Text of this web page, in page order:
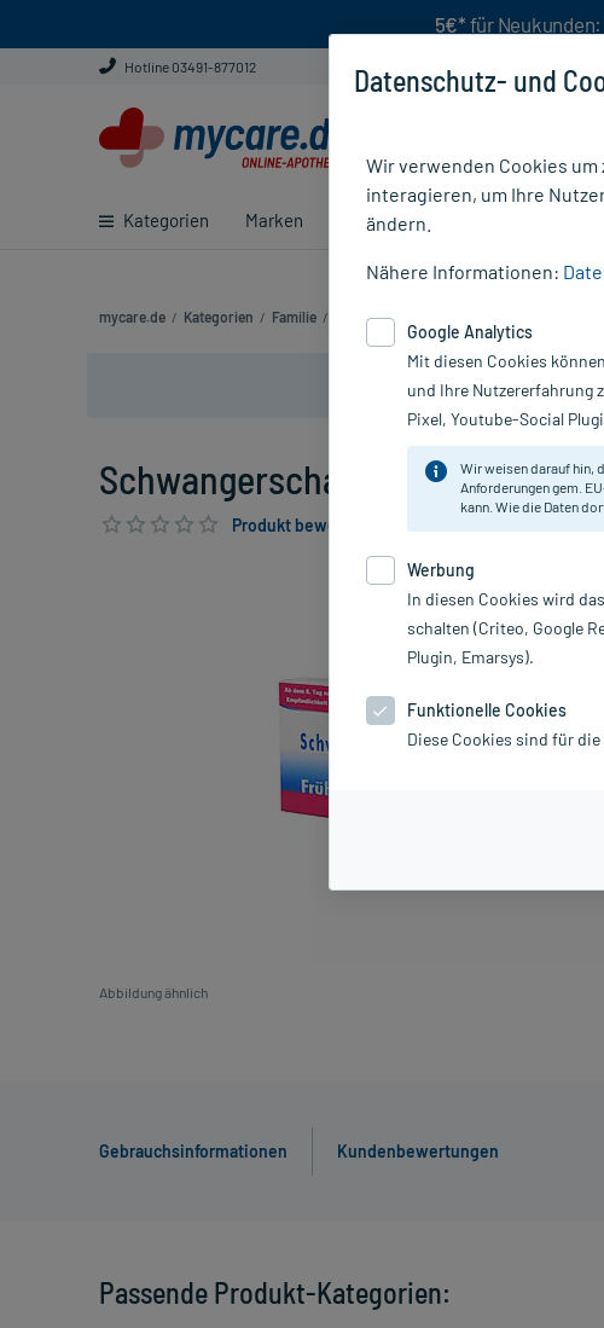
5€* für Neukunden:
Hotline 03491-877012
Kategorien Marken Ratgeber
mycare.de / Kategorien / Familie / Kinderwunsch
Nur
Schwangerschafts Frühtest, 1 St
Produkt bewerten & PlusHerzen sichern
Abbildung ähnlich
Gebrauchsinformationen Kundenbewertungen
Passende Produkt-Kategorien:
Datenschutz- und
Wir verwenden Cookies
interagieren, um Ihre
ändern.
Nähere Informationen:
Google Analytics
Mit diesen Cookies
und Ihre Nutzererfahrung
Pixel, Youtube-Social
Wir weisen darauf hin,
Anforderungen gem.
kann. Wie die Daten
Werbung
In diesen Cookies wird
schalten (Criteo, Google
Plugin, Emarsys).
Funktionelle Cookies
Diese Cookies sind für